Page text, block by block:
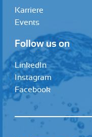
Karriere
Events
Follow us on
LinkedIn
Instagram
Facebook